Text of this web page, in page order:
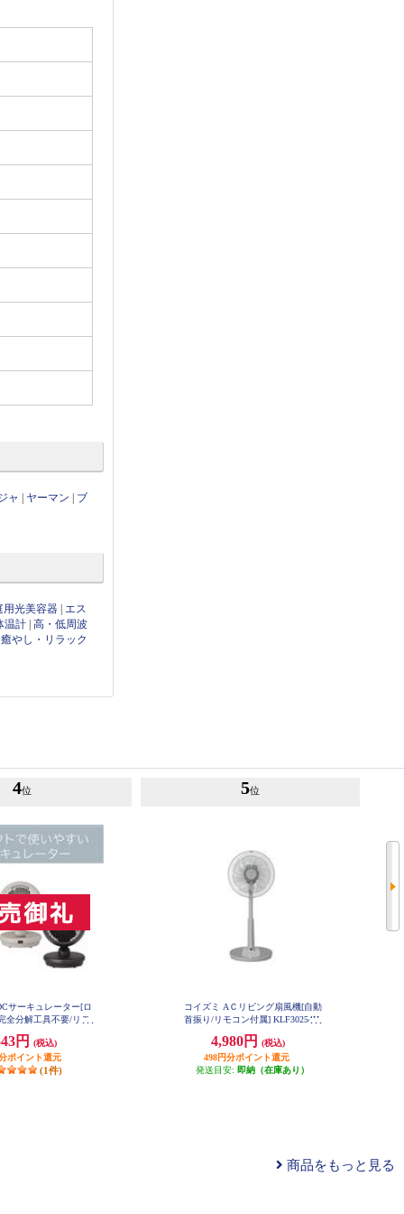
ャ ヤーマン
ブ
用光美容器
エス
温計 |高・低周波
|癒やし・リラック
4位
サーキュレーター[ロ
全分解工具不要/リモ
円
(税込)
ポイント還元
(1件)
5位
コイズミ AＣリビング扇風機[自動
首振り/リモコン付属] KLF30254H
4,980円
(税込)
498円分ポイント還元
発送目安: 即納（在庫あり）
商品をもっと見る